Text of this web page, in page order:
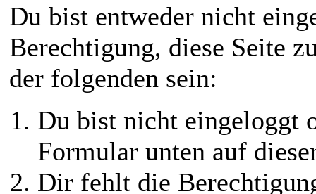
Du bist entweder nicht
Berechtigung, diese Seite
der folgenden sein:
Du bist nicht eingeloggt
Formular unten auf
Dir fehlt die